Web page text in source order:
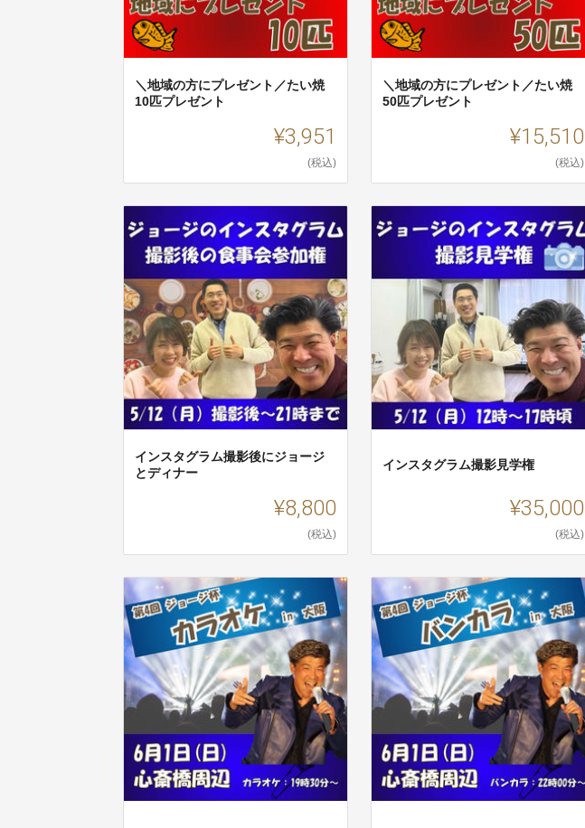
＼地域の方にプレゼント／たい焼
10匹プレゼント
¥3,951
(税込)
＼地域の方にプレゼント／たい焼
50匹プレゼント
¥15,510
(税込)
インスタグラム撮影後にジョージ
とディナー
¥8,800
(税込)
インスタグラム撮影見学権
¥35,000
(税込)